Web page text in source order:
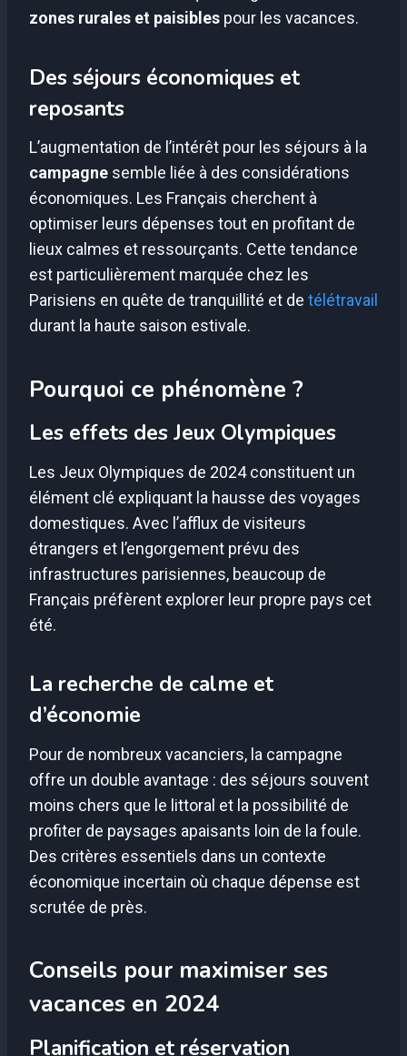
zones rurales et paisibles pour les vacances.
Des séjours économiques et
reposants
L’augmentation de l’intérêt pour les séjours à la
campagne semble liée à des considérations
économiques. Les Français cherchent à
optimiser leurs dépenses tout en profitant de
lieux calmes et ressourçants. Cette tendance
est particulièrement marquée chez les
Parisiens en quête de tranquillité et de télétravail
durant la haute saison estivale.
Pourquoi ce phénomène ?
Les effets des Jeux Olympiques
Les Jeux Olympiques de 2024 constituent un
élément clé expliquant la hausse des voyages
domestiques. Avec l’afflux de visiteurs
étrangers et l’engorgement prévu des
infrastructures parisiennes, beaucoup de
Français préfèrent explorer leur propre pays cet
été.
La recherche de calme et
d’économie
Pour de nombreux vacanciers, la campagne
offre un double avantage : des séjours souvent
moins chers que le littoral et la possibilité de
profiter de paysages apaisants loin de la foule.
Des critères essentiels dans un contexte
économique incertain où chaque dépense est
scrutée de près.
Conseils pour maximiser ses
vacances en 2024
Planification et réservation